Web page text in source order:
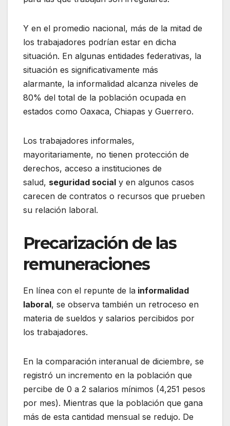
Y en el promedio nacional, más de la mitad de
los trabajadores podrían estar en dicha
situación. En algunas entidades federativas, la
situación es significativamente más
alarmante, la informalidad alcanza niveles de
80% del total de la población ocupada en
estados como Oaxaca, Chiapas y Guerrero.
Los trabajadores informales,
mayoritariamente, no tienen protección de
derechos, acceso a instituciones de
salud, seguridad social y en algunos casos
carecen de contratos o recursos que prueben
su relación laboral.
Precarización de las
remuneraciones
En línea con el repunte de la informalidad
laboral, se observa también un retroceso en
materia de sueldos y salarios percibidos por
los trabajadores.
En la comparación interanual de diciembre, se
registró un incremento en la población que
percibe de 0 a 2 salarios mínimos (4,251 pesos
por mes). Mientras que la población que gana
más de esta cantidad mensual se redujo. De